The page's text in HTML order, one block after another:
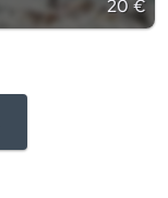
20 €